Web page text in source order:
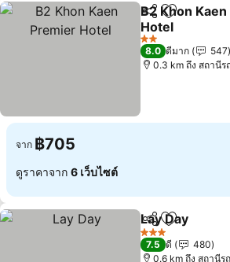
แชร์ เพิ่มในราย
B2 Khon
Hotel
2 ดาว
8.0 ดีมาก
547
0.3 km ถึง สถานี
จาก ฿705
ดูราคาจาก 6 เว็บไซต์
แชร์ เพิ่มในราย
Lay Day
3 ดาว
7.5 ดี
480
0.6 km ถึง สถานี